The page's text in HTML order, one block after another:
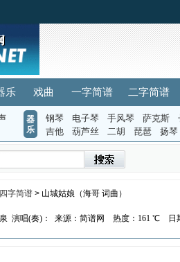
乐 戏曲 一字简谱 二字简谱
器
乐
钢琴 电子琴 手风琴 萨克斯
吉他
葫芦丝 二胡 琵琶 扬琴
四字简谱 > 山城姑娘（海哥 词曲）
演唱(奏)： 来源：简谱网 热度： 161 ℃ 日